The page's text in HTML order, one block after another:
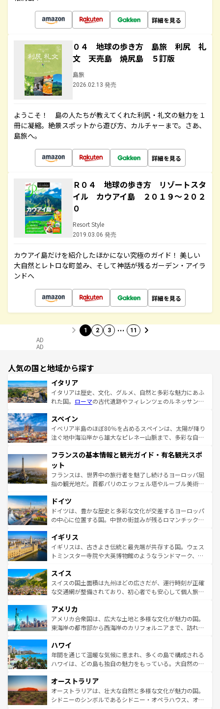
詳細を見る
０４ 地球の歩き方 島旅 利尻 礼
文 天売島 焼尻島 ５訂版
島旅
2026.02.13 発売
ようこそ！ 島の人たちが教えてくれた利尻・礼文の魅力を１
冊に凝縮。絶景スポットから遊び方、カルチャーまで。さあ、
島旅へ。
詳細を見る
Ｒ０４ 地球の歩き方 リゾートスタ
イル カウアイ島 ２０１９～２０２
０
Resort Style
2019.03.06 発売
カウアイ島だけを紹介したほかにない究極のガイド！ 美しい
大自然とレトロな町並み、そして神話が残るガーデン・アイラ
ンドへ
詳細を見る
1 2 3 … 11
AD
AD
人気の国と地域から探す
イタリア
イタリアは歴史、文化、グルメ、自然と多彩な魅力にあふ
れた国。 ローマの古代遺跡やフィレンツェのルネッサンス
ろん、トスカーナの美しい田園風景やアマルフィ海岸の絶
景など、自然景観も見逃せない。観光の合間には、本場の
ピザやパスタなど、絶品のイタリア料理を堪能することも
ませてくれるイタリアで、忘れられない旅をしてみよう！
なお、新着のイタリア情報は
しい。
スペイン
イベリア半島のほぼ80％を占めるスペインは、太陽が降り
注ぐ地中海沿岸から雄大なピレネー山脈まで、多彩な自然
文化が根付くこの国では、情熱的なフラメンコ、熱気あふ
れる闘牛、そして美味しいタパスが生活の一部となってい
る。首都マドリードの洗練された雰囲気や、バルセロナの
アートに溢れた街角から、地方では古代ローマ遺跡や中世
せる。地方によって風土や気候が異なるスペインはその個
性で訪れる人を魅了する。 なお、新着のスペイン情報は コ
ンテンツ一覧を参照してほしい。
フランスの基本情報と観光ガイド・有名観光スポ
ット
フランスは、世界中の旅行者を魅了し続けるヨーロッパ屈
指の観光地だ。首都パリのエッフェル塔やルーブル美術館
で、幅広い魅力が詰まっている。華麗な宮殿、歴史的な大
聖堂、美しいビーチ、そして豊かな自然が、訪れる者を心
から魅了する。また、フランスは美食の国としても知ら
いる。シャンパンの発祥地であるランス、プロヴァンスの
香り高いラベンダー畑など、多彩な楽しみ方が可能だ。さ
らに、パリ以外の地域にも魅力が溢れており、どの街角に
れる地方に足を運ぶとそれぞれで全く異なる文化を体験で
きるだろう。 なお、新着のフランス情報はコンテンツ一覧
を参照してほしい。
ドイツ
ドイツは、豊かな歴史と多彩な文化が交差するヨーロッパ
の中心に位置する国。中世の街並みが残るロマンチック街
顔を持つこの国は、どこを歩いても飽きることがない。ベ
ルリンの文化的活気、バイエルン州のアルプスの絶景、そ
してライン川沿いのワイン畑といった風景は必見。ビール
は、お酒好きな人にはぜひ体験してほしい。 なお、新着の
ドイツ情報はコンテンツ一覧を参照してほしい。
イギリス
イギリスは、古きよき伝統と最先端が共存する国。ウェス
トミンスター寺院や大英博物館のようなランドマーク、歴
リアごとに異なる魅力がある。また、優雅なアフタヌーン
ティー、ビール好きにはたまらない英国パブ、サッカー観
戦など、本場だからこそできる体験も豊富。イギリスを旅
ンツ一覧を参照してほしい。
スイス
スイスの国土面積は九州ほどの広さだが、運行時刻が正確
な交通網が整備されており、初心者でも安心して個人旅行
の建物がそのまま残る町や、スイスならではのユニークな
博物館もあり、アルプス観光だけでなく町歩きも満喫する
ことができる。国民の所得が高いため物価も高いが、旅行
ば市内交通費無料で観光を楽しむこともできる。 なお、新
着のスイス情報はコンテンツ一覧 を参照してほしい。
アメリカ
アメリカ合衆国は、広大な土地と多様な文化が魅力の国。
東海岸の都市部から西海岸のカリフォルニアまで、訪れる
のような巨大都市は、観光、ショッピング、エンターテイ
ンメントが詰まった刺激的なスポットだ。一方、アメリカ
西部には大自然が広がり、グランドキャニオンやイエロー
部のニューオーリンズでは、音楽と美食が融合した独特の
文化が魅力。旅行者はアメリカの各地域で異なる魅力を楽
しみながら、その多様性と豊かな歴史を感じることができ
ハワイ
年間を通じて温暖な気候に恵まれ、多くの島で構成される
ハワイは、どの島も独自の魅力をもっている。大自然の神
ワイ島は見逃せない。また、定番の観光地といえばオアフ
島だが、静かな自然を求めるならマウイ島やカウアイ島が
おすすめ。エメラルドグリーンに輝く海をはじめ、豊かな
オーストラリア
オーストラリアは、壮大な自然と多様な文化が魅力の国。
シドニーのシンボルであるシドニー・オペラハウス、オー